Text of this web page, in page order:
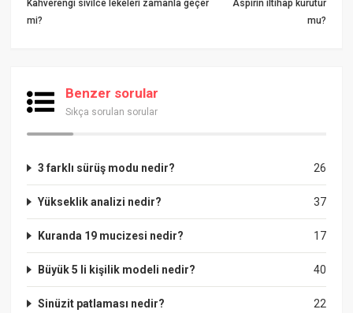
Kahverengi sivilce lekeleri zamanla geçer
mi?
Aspirin iltihap kurutur
mu?
Benzer sorular
Sıkça sorulan sorular
26
3 farklı sürüş modu nedir?
37
Yükseklik analizi nedir?
17
Kuranda 19 mucizesi nedir?
40
Büyük 5 li kişilik modeli nedir?
22
Sinüzit patlaması nedir?